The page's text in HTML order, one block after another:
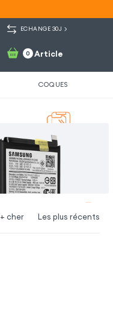
ECHANGE 30J
0 Article
COQUES
cher Les plus récents